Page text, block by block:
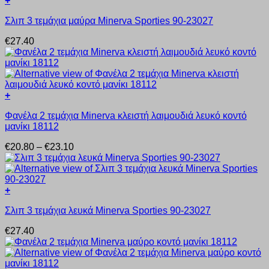
επιλογές
να
στη
σελίδα
του
προϊόντος
το
έχει
πολλαπλές
παραλλαγές.
Οι
επιλογές
μπορούν
επιλεγούν
στη
του
προϊόντος
Σλιπ 3 τεμάχια μαύρα Minerva Sporties 90-23027
€27.40
+
το
προϊόν
πολλαπλές
παραλλαγές.
Οι
επιλογές
μπορούν
επιλεγούν
σελίδα
του
προϊόντος
Φανέλα 2 τεμάχια Minerva κλειστή λαιμουδιά λευκό κοντό
μανίκι 18112
€20.80 – €23.10Price
range:
€20.80
+
το
έχει
πολλαπλές
παραλλαγές.
Οι
Σλιπ 3 τεμάχια λευκά Minerva Sporties 90-23027
€27.40